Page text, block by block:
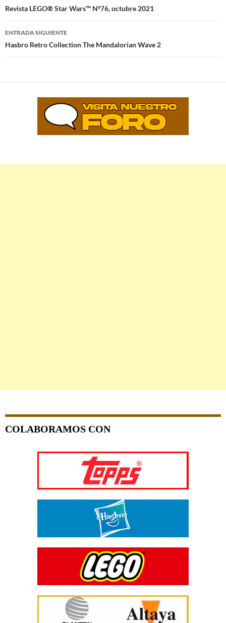
de
entradas
Revista LEGO® Star Wars™ Nº76, octubre 2021
ENTRADA SIGUIENTE
Hasbro Retro Collection The Mandalorian Wave 2
COLABORAMOS CON